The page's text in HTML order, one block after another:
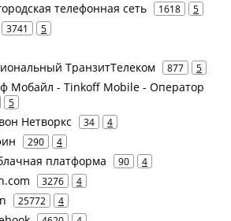
телефонная сеть 1618 5
3741 5
ТранзитТелеком 877 5
Мобайл - Tinkoff Mobile - Оператор
5
Нетворкс 34 4
290 4
платформа 90 4
3276 4
25772 4